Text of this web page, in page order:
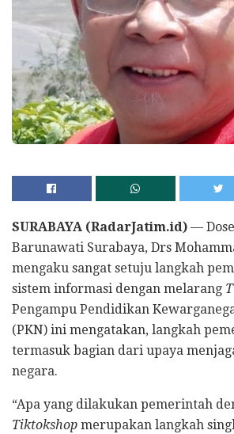
SURABAYA (RadarJatim.id) —
Barunawati Surabaya, Drs
mengaku sangat setuju langkah
sistem informasi dengan melarang
Pengampu Pendidikan
(PKN) ini mengatakan, langkah
termasuk bagian dari upaya
negara.
“Apa yang dilakukan pemerintah
Tiktokshop merupakan langkah